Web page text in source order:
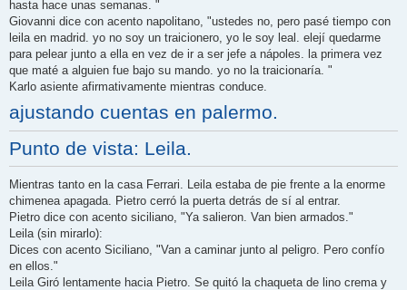
hasta hace unas semanas. "
Giovanni dice con acento napolitano, "ustedes no, pero pasé tiempo con
leila en madrid. yo no soy un traicionero, yo le soy leal. elejí quedarme
para pelear junto a ella en vez de ir a ser jefe a nápoles. la primera vez
que maté a alguien fue bajo su mando. yo no la traicionaría. "
Karlo asiente afirmativamente mientras conduce.
ajustando cuentas en palermo.
Punto de vista: Leila.
Mientras tanto en la casa Ferrari. Leila estaba de pie frente a la enorme
chimenea apagada. Pietro cerró la puerta detrás de sí al entrar.
Pietro dice con acento siciliano, "Ya salieron. Van bien armados."
Leila (sin mirarlo):
Dices con acento Siciliano, "Van a caminar junto al peligro. Pero confío
en ellos."
Leila Giró lentamente hacia Pietro. Se quitó la chaqueta de lino crema y